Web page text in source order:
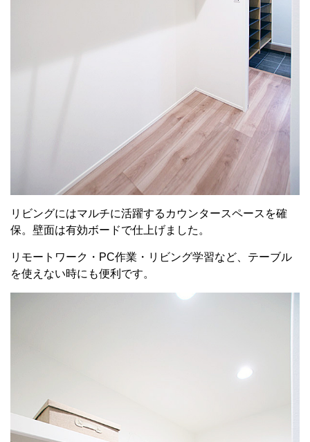
リビングにはマルチに活躍するカウンタースペースを確
保。壁面は有効ボードで仕上げました。
リモートワーク・PC作業・リビング学習など、テーブル
を使えない時にも便利です。